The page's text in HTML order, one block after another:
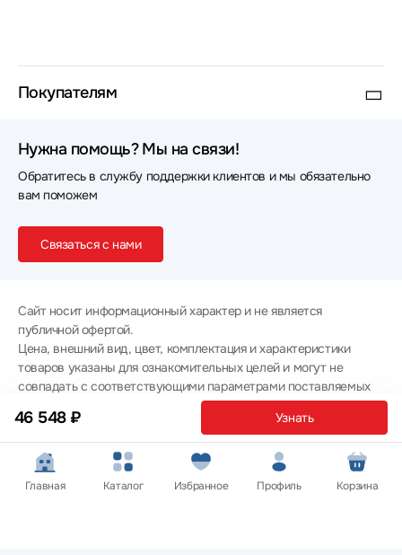
46 548 ₽ Узнать
Покупателям
Нужна помощь? Мы на связи!
Обратитесь в службу поддержки клиентов и мы обязательно
вам поможем
Связаться с нами
Сайт носит информационный характер и не является
публичной офертой.
Цена, внешний вид, цвет, комплектация и характеристики
товаров указаны для ознакомительных целей и могут не
совпадать с соответствующими параметрами поставляемых
товаров - уточняйте информацию у менеджера при
оформлении заказа.
Политика конфиденциальности
© 2012 — 2026 ООО «Эпл Тэк»
Главная Каталог Избранное Профиль Корзина